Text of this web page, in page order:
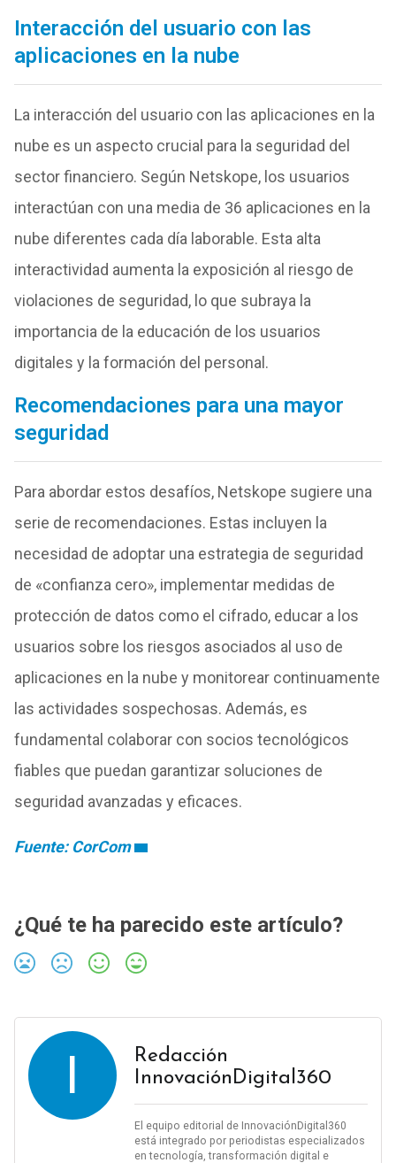
Interacción del usuario con las
aplicaciones en la nube
La interacción del usuario con las aplicaciones en la
nube es un aspecto crucial para la seguridad del
sector financiero. Según Netskope, los usuarios
interactúan con una media de 36 aplicaciones en la
nube diferentes cada día laborable. Esta alta
interactividad aumenta la exposición al riesgo de
violaciones de seguridad, lo que subraya la
importancia de la educación de los usuarios
digitales y la formación del personal.
Recomendaciones para una mayor
seguridad
Para abordar estos desafíos, Netskope sugiere una
serie de recomendaciones. Estas incluyen la
necesidad de adoptar una estrategia de seguridad
de «confianza cero», implementar medidas de
protección de datos como el cifrado, educar a los
usuarios sobre los riesgos asociados al uso de
aplicaciones en la nube y monitorear continuamente
las actividades sospechosas. Además, es
fundamental colaborar con socios tecnológicos
fiables que puedan garantizar soluciones de
seguridad avanzadas y eficaces.
Fuente: CorCom
¿Qué te ha parecido este artículo?
I
Redacción
InnovaciónDigital360
El equipo editorial de InnovaciónDigital360
está integrado por periodistas especializados
en tecnología, transformación digital e